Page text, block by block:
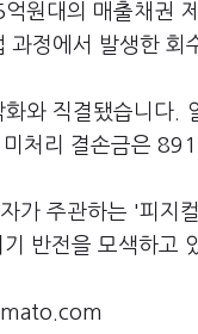
원대의 매출채권
정에서 발생한 회
와 직결됐습니다
처리 결손금은 891
가 주관하는 '피지
반전을 모색하고